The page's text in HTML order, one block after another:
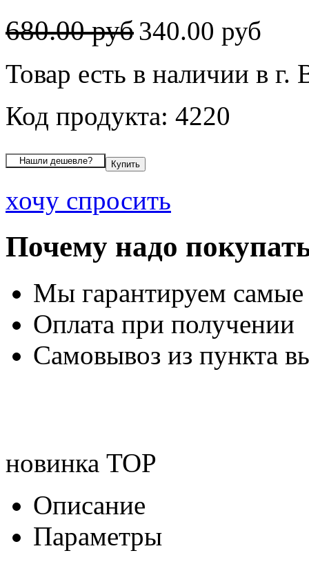
680.00 руб340.00 руб
Товар есть в наличии в г.
Код продукта: 4220
хочу спросить
Почему надо
Мы гарантируем
Оплата при получении
Самовывоз из пункта
новинка TOP
Описание
Параметры